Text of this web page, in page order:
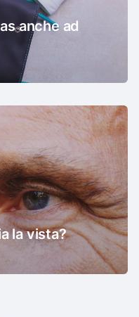
anche ad
la vista?